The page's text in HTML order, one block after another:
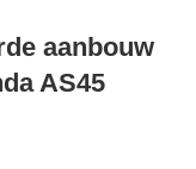
aanbouw
AS45